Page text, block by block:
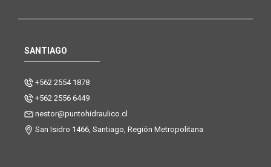
SANTIAGO
+562 2554 1878
+562 2556 6449
nestor@puntohidraulico.cl
San Isidro 1466, Santiago, Región Metropolitana